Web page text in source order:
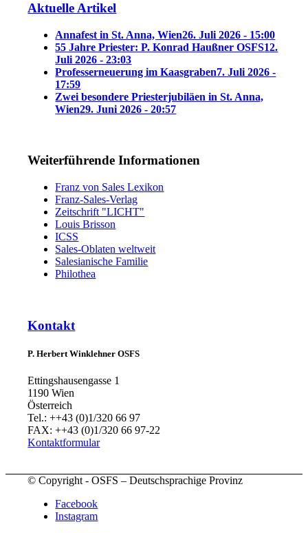
Aktuelle Artikel
Annafest in St. Anna, Wien26. Juli 2026 - 15:00
55 Jahre Priester: P. Konrad Haußner OSFS12.
Juli 2026 - 23:03
Professerneuerung im Kaasgraben7. Juli 2026 -
17:59
Zwei besondere Priesterjubiläen in St. Anna,
Wien29. Juni 2026 - 20:57
Weiterführende Informationen
Franz von Sales Lexikon
Franz-Sales-Verlag
Zeitschrift "LICHT"
Louis Brisson
ICSS
Sales-Oblaten weltweit
Salesianische Familie
Philothea
Kontakt
P. Herbert Winklehner OSFS
Ettingshausengasse 1
1190 Wien
Österreich
Tel.: ++43 (0)1/320 66 97
FAX: ++43 (0)1/320 66 97-22
Kontaktformular
© Copyright - OSFS – Deutschsprachige Provinz
Facebook
Instagram